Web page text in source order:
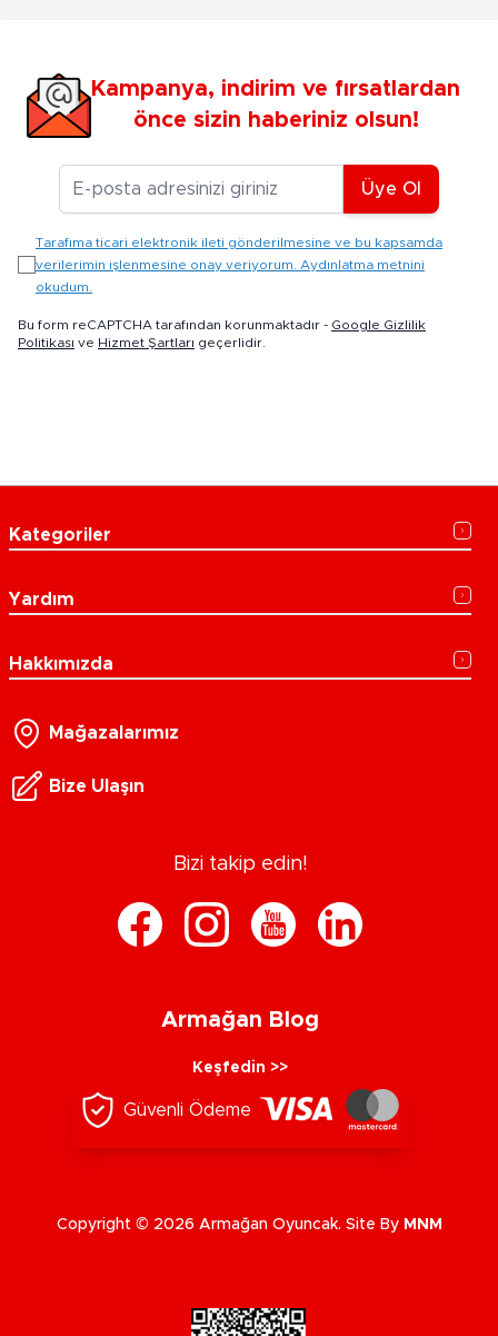
Kampanya, indirim ve fırsatlardan
önce sizin haberiniz olsun!
E-posta Adresiniz
Üye Ol
Tarafıma ticari elektronik ileti gönderilmesine ve bu kapsamda
verilerimin işlenmesine onay veriyorum. Aydınlatma metnini
okudum.
Bu form reCAPTCHA tarafından korunmaktadır - Google Gizlilik
Politikası ve Hizmet Şartları geçerlidir.
Kategoriler
Yardım
Hakkımızda
Mağazalarımız
Bize Ulaşın
Bizi takip edin!
Armağan Blog
Keşfedin >>
Güvenli Ödeme
Copyright © 2026 Armağan Oyuncak. Site By MNM